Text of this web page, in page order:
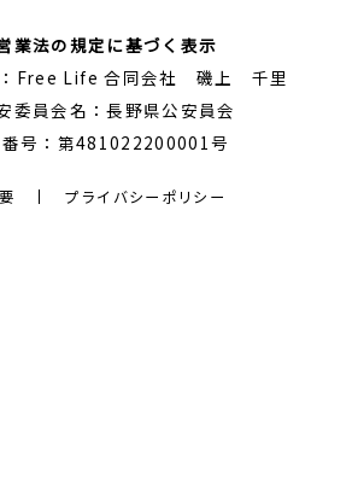
業法の規定に基づく表示
：Free Life 合同会社 磯上 千里
委員会名：長野県公安員会
号：第481022200001号
プライバシーポリシー